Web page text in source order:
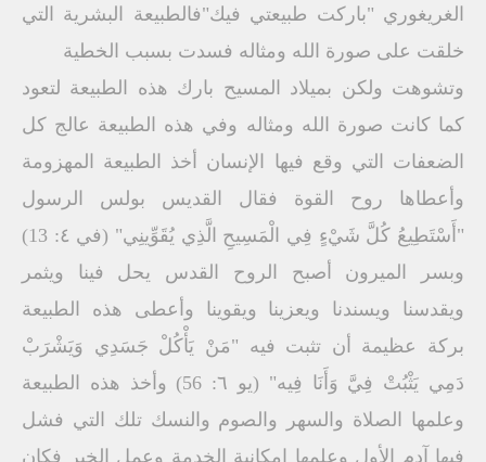
الغریغوري "باركت طبیعتي فیك"فالطبیعة البشریة التي
خلقت على صورة الله ومثاله فسدت بسبب الخطیة
وتشوھت ولكن بمیلاد المسیح بارك ھذه الطبیعة لتعود
كما كانت صورة الله ومثاله وفي ھذه الطبیعة عالج كل
الضعفات التي وقع فیھا الإنسان أخذ الطبیعة المھزومة
وأعطاھا روح القوة فقال القدیس بولس الرسول
"أَسْتَطِیعُ كُلَّ شَيْءٍ فِي الْمَسِیحِ الَّذِي یُقَوِّینِي" (في ٤: 13)
وبسر المیرون أصبح الروح القدس یحل فینا ویثمر
ویقدسنا ویسندنا ویعزینا ویقوینا وأعطى ھذه الطبیعة
بركة عظیمة أن تثبت فیه "مَنْ یَأْكُلْ جَسَدِي وَیَشْرَبْ
دَمِي یَثْبُتْ فِيَّ وَأَنَا فِیه" (یو ٦: 56) وأخذ ھذه الطبیعة
وعلمھا الصلاة والسھر والصوم والنسك تلك التي فشل
فیھا آدم الأول وعلمھا إمكانیة الخدمة وعمل الخیر فكان